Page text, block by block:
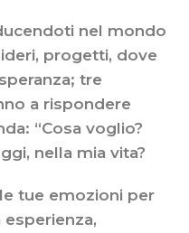
nel mondo
progetti, dove
tre
a rispondere
“Cosa voglio?
nella mia vita?
tue emozioni per